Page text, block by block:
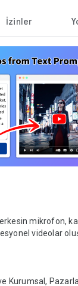
İzinler
mikrofon,
videolar
Kurumsal,